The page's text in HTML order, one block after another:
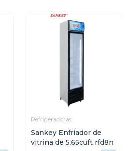
Refrigeradoras
Sankey Enfriador de
vitrina de 5.65cuft rfd8n